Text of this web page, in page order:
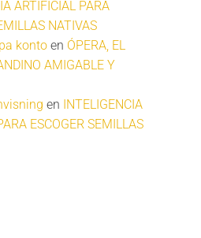
ARTIFICIAL PARA
NATIVAS
konto en ÓPERA, EL
AMIGABLE Y
en INTELIGENCIA
ESCOGER SEMILLAS